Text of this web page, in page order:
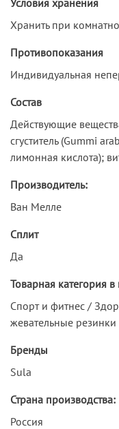
Хранить при
Противопоказания
Индивидуальная
Состав
Действующие
сгуститель (Gummi
лимонная кислота);
Производитель:
Ван Мелле
Сплит
Да
Товарная категория в
Спорт и фитнес /
жевательные резинки
Бренды
Sula
Страна производства:
Россия